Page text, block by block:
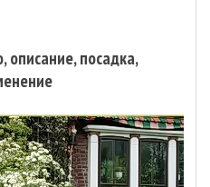
описание, посадка,